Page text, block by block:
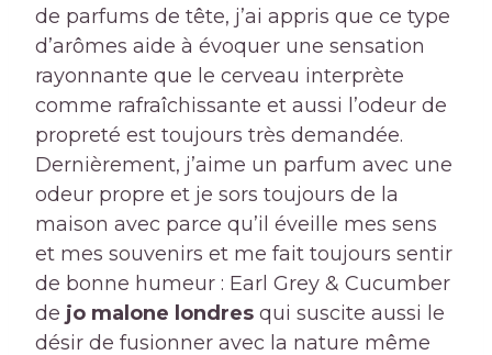
de parfums de tête, j’ai appris que ce type
d’arômes aide à évoquer une sensation
rayonnante que le cerveau interprète
comme rafraîchissante et aussi l’odeur de
propreté est toujours très demandée.
Dernièrement, j’aime un parfum avec une
odeur propre et je sors toujours de la
maison avec parce qu’il éveille mes sens
et mes souvenirs et me fait toujours sentir
de bonne humeur : Earl Grey & Cucumber
de jo malone londres qui suscite aussi le
désir de fusionner avec la nature même